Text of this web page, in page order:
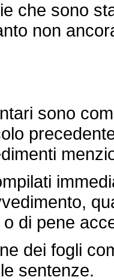
che sono
non
sono
di pene
dei fogli
sentenze.